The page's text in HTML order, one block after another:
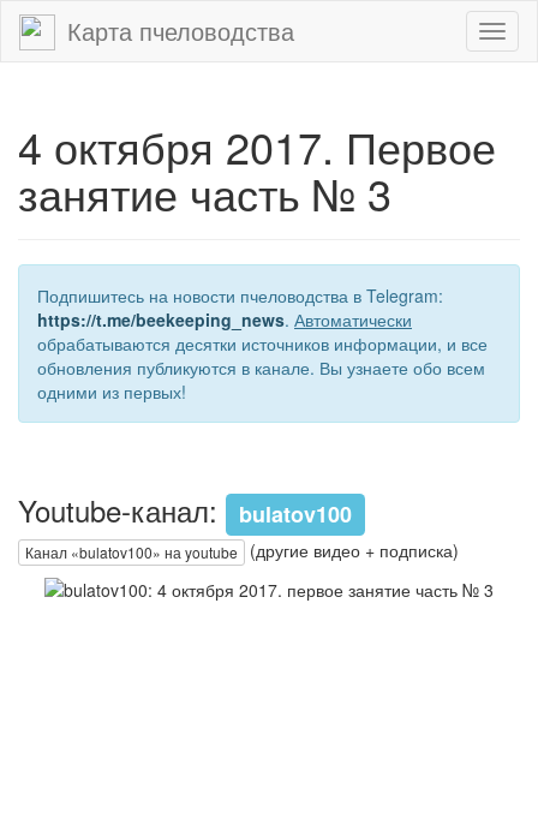
Карта пчеловодства
4 октября 2017. Первое
занятие часть № 3
Подпишитесь на новости пчеловодства в Telegram:
https://t.me/beekeeping_news. Автоматически
обрабатываются десятки источников информации, и все
обновления публикуются в канале. Вы узнаете обо всем
одними из первых!
Youtube-канал: bulatov100
Канал «bulatov100» на youtube (другие видео + подписка)